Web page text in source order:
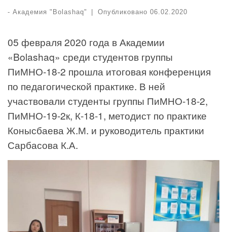
- Академия "Bolashaq" | Опубликовано 06.02.2020
05 февраля 2020 года в Академии
«Bolashaq» среди студентов группы
ПиМНО-18-2 прошла итоговая конференция
по педагогической практике. В ней
участвовали студенты группы ПиМНО-18-2,
ПиМНО-19-2к, К-18-1, методист по практике
Конысбаева Ж.М. и руководитель практики
Сарбасова К.А.